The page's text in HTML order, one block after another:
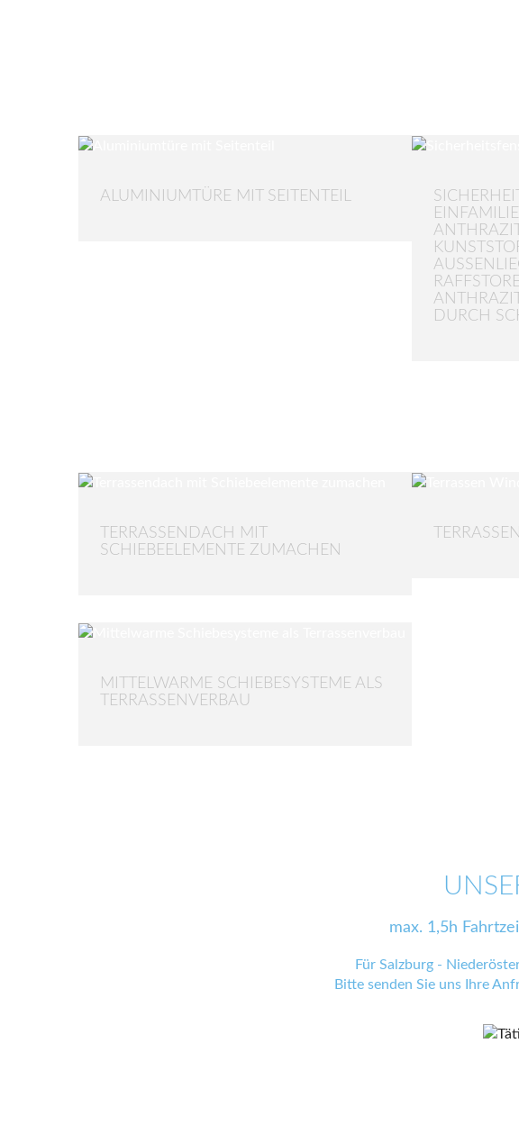
ALUMINIUMTÜRE MIT SEITENTEIL
FSTORE
HRAZIT,
CH
TERRASSENDACH MIT
SCHIEBEELEMENTE ZUMACHEN
MITTELWARME SCHIEBESYSTEME ALS
TERRASSENVERBAU
max. 1,5h
Für Salzburg -
Bitte senden Sie uns Ihre